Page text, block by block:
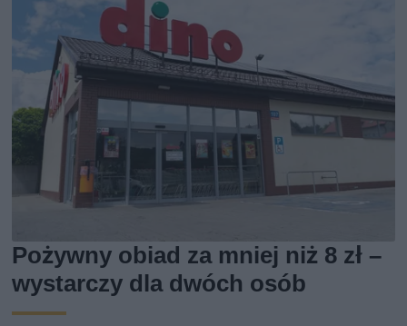
Pożywny obiad za mniej niż 8 zł –
wystarczy dla dwóch osób